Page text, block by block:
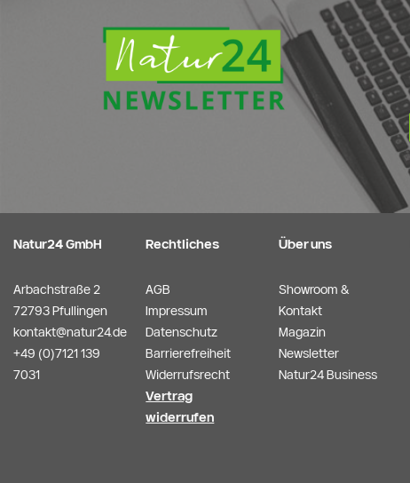
Natur24 GmbH
Arbachstraße 2
72793 Pfullingen
kontakt@natur24.de
+49 (0)7121 139
7031
Rechtliches
AGB
Impressum
Datenschutz
Barrierefreiheit
Widerrufsrecht
Vertrag
widerrufen
Über uns
Showroom &
Kontakt
Magazin
Newsletter
Natur24 Business